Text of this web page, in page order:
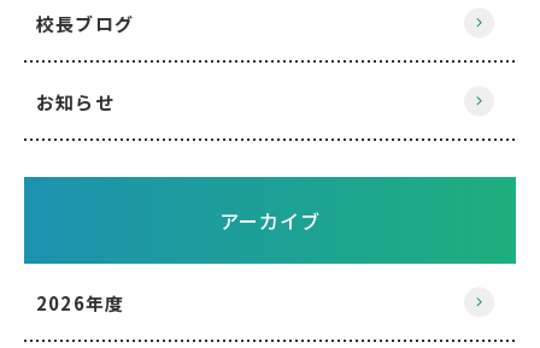
校長ブログ
お知らせ
アーカイブ
2026年度